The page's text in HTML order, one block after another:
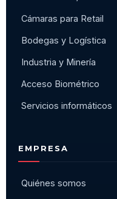
Cámaras para Retail
Bodegas y Logística
Industria y Minería
Acceso Biométrico
Servicios informáticos
EMPRESA
Quiénes somos